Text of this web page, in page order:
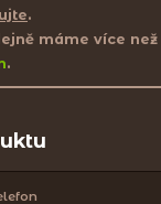
.
máme více než
.